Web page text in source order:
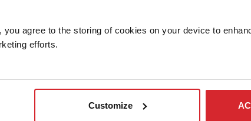
you agree to the storing of cookies on your device to
efforts.
Customize
conosco.
login